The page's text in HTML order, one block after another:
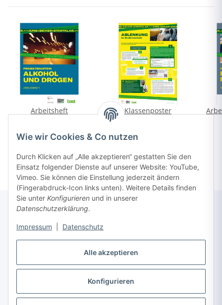
Alle akzeptieren
Konfigurieren
Wie wir Cookies & Co nutzen
Durch Klicken auf „Alle akzeptieren“ gestatten Sie den
Einsatz folgender Dienste auf unserer Website: YouTube,
Vimeo. Sie können die Einstellung jederzeit ändern
(Fingerabdruck-Icon links unten). Weitere Details finden
Sie unter Konfigurieren und in unserer
Datenschutzerklärung.
Impressum Datenschutz
Arbeitsheft
kostenfrei
Klassenposter
Informationen
Gesetzliche Informationen
Vertrag widerrufen